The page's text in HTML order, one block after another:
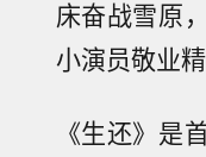
床奋战雪原
小演员敬业
《生还》是